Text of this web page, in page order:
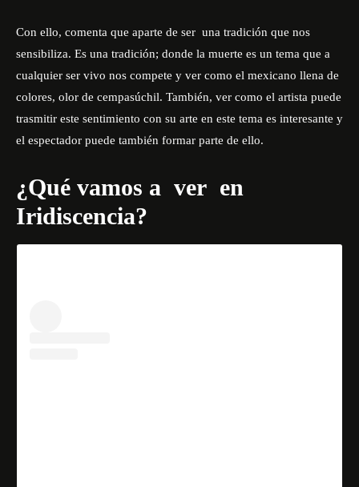
Con ello, comenta que aparte de ser una tradición que nos
sensibiliza. Es una tradición; donde la muerte es un tema que a
cualquier ser vivo nos compete y ver como el mexicano llena de
colores, olor de cempasúchil. También, ver como el artista puede
trasmitir este sentimiento con su arte en este tema es interesante y
el espectador puede también formar parte de ello.
¿Qué vamos a ver en
Iridiscencia?